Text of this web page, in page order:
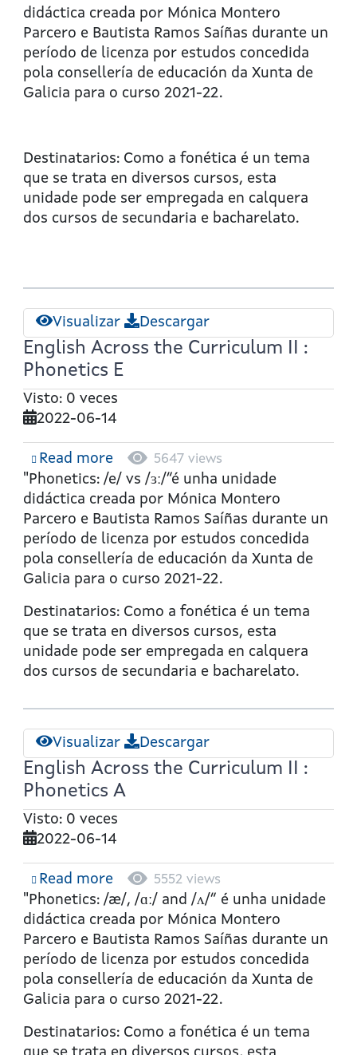
Across
the
Curriculum
II
:
didáctica creada por Mónica Montero
Parcero e Bautista Ramos Saíñas durante un
período de licenza por estudos concedida
pola consellería de educación da Xunta de
Galicia para o curso 2021-22.
Destinatarios: Como a fonética é un tema
que se trata en diversos cursos, esta
unidade pode ser empregada en calquera
dos cursos de secundaria e bacharelato.
Visualizar Descargar
English Across the Curriculum II :
Phonetics E
Visto: 0 veces
2022-06-14
Read moreabout
English
Across
the
Curriculum
II
:
E
5647 views
"Phonetics: /e/ vs /ɜː/”é unha unidade
didáctica creada por Mónica Montero
Parcero e Bautista Ramos Saíñas durante un
período de licenza por estudos concedida
pola consellería de educación da Xunta de
Galicia para o curso 2021-22.
Destinatarios: Como a fonética é un tema
que se trata en diversos cursos, esta
unidade pode ser empregada en calquera
dos cursos de secundaria e bacharelato.
Visualizar Descargar
English Across the Curriculum II :
Phonetics A
Visto: 0 veces
2022-06-14
Read moreabout
English
Across
the
Curriculum
II
:
A
5552 views
"Phonetics: /æ/, /ɑː/ and /ʌ/” é unha unidade
didáctica creada por Mónica Montero
Parcero e Bautista Ramos Saíñas durante un
período de licenza por estudos concedida
pola consellería de educación da Xunta de
Galicia para o curso 2021-22.
Destinatarios: Como a fonética é un tema